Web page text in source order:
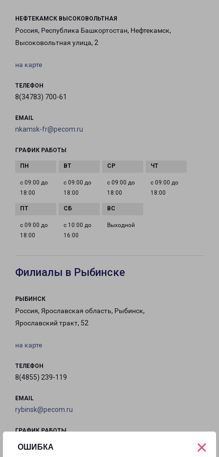
ОШИБКА ×
НЕФТЕКАМСК ВЫСОКОВОЛЬТНАЯ
Россия, Республика Башкортостан, Нефтекамск,
Высоковольтная улица, 2
на карте
ТЕЛЕФОН
8(34783) 700-61
EMAIL
nkamsk-fr@pecom.ru
ГРАФИК РАБОТЫ
с 09:00 до
18:00
с 09:00 до
18:00
с 09:00 до
18:00
с 09:00 до
18:00
с 09:00 до
18:00
с 10:00 до
16:00
Выходной
Филиалы в Рыбинске
РЫБИНСК
Россия, Ярославская область, Рыбинск,
Ярославский тракт, 52
на карте
ТЕЛЕФОН
8(4855) 239-119
EMAIL
rybinsk@pecom.ru
ГРАФИК РАБОТЫ